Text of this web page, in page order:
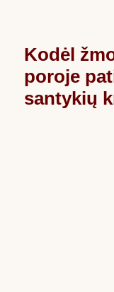
Kodėl
poroje
santykių